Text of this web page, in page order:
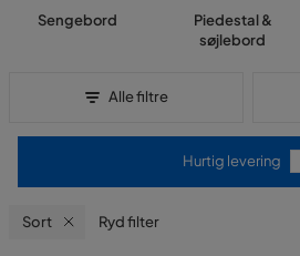
Sengebord
Piedestal &
søjlebord
Alle filtre
Hurtig levering
Sort Ryd filter